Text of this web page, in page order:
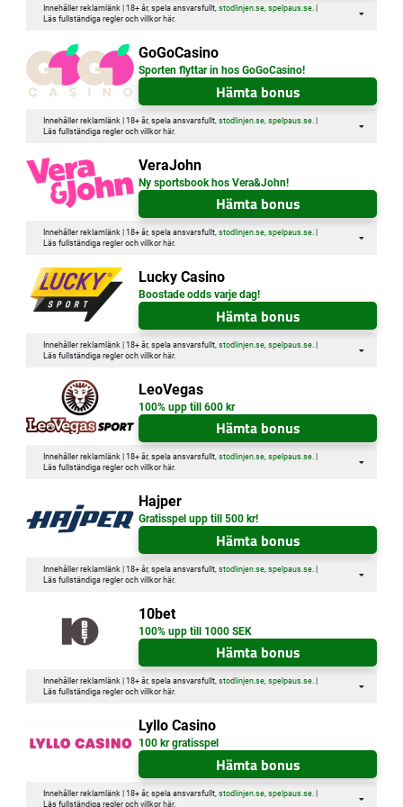
Innehåller reklamlänk | 18+ år, spela ansvarsfullt, stodlinjen.se, spelpaus.se. |
Läs fullständiga regler och villkor här.
GoGoCasino
Sporten flyttar in hos GoGoCasino!
Hämta bonus
Innehåller reklamlänk | 18+ år, spela ansvarsfullt, stodlinjen.se, spelpaus.se. |
Läs fullständiga regler och villkor här.
VeraJohn
Ny sportsbook hos Vera&John!
Hämta bonus
Innehåller reklamlänk | 18+ år, spela ansvarsfullt, stodlinjen.se, spelpaus.se. |
Läs fullständiga regler och villkor här.
Lucky Casino
Boostade odds varje dag!
Hämta bonus
Innehåller reklamlänk | 18+ år, spela ansvarsfullt, stodlinjen.se, spelpaus.se. |
Läs fullständiga regler och villkor här.
LeoVegas
100% upp till 600 kr
Hämta bonus
Innehåller reklamlänk | 18+ år, spela ansvarsfullt, stodlinjen.se, spelpaus.se. |
Läs fullständiga regler och villkor här.
Hajper
Gratisspel upp till 500 kr!
Hämta bonus
Innehåller reklamlänk | 18+ år, spela ansvarsfullt, stodlinjen.se, spelpaus.se. |
Läs fullständiga regler och villkor här.
10bet
100% upp till 1000 SEK
Hämta bonus
Innehåller reklamlänk | 18+ år, spela ansvarsfullt, stodlinjen.se, spelpaus.se. |
Läs fullständiga regler och villkor här.
Lyllo Casino
100 kr gratisspel
Hämta bonus
Innehåller reklamlänk | 18+ år, spela ansvarsfullt, stodlinjen.se, spelpaus.se. |
Läs fullständiga regler och villkor här.